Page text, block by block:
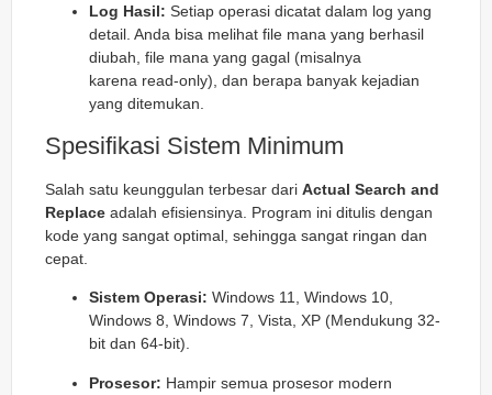
Log Hasil: Setiap operasi dicatat dalam log yang
detail. Anda bisa melihat file mana yang berhasil
diubah, file mana yang gagal (misalnya
karena read-only), dan berapa banyak kejadian
yang ditemukan.
Spesifikasi Sistem Minimum
Salah satu keunggulan terbesar dari Actual Search and
Replace adalah efisiensinya. Program ini ditulis dengan
kode yang sangat optimal, sehingga sangat ringan dan
cepat.
Sistem Operasi: Windows 11, Windows 10,
Windows 8, Windows 7, Vista, XP (Mendukung 32-
bit dan 64-bit).
Prosesor: Hampir semua prosesor modern